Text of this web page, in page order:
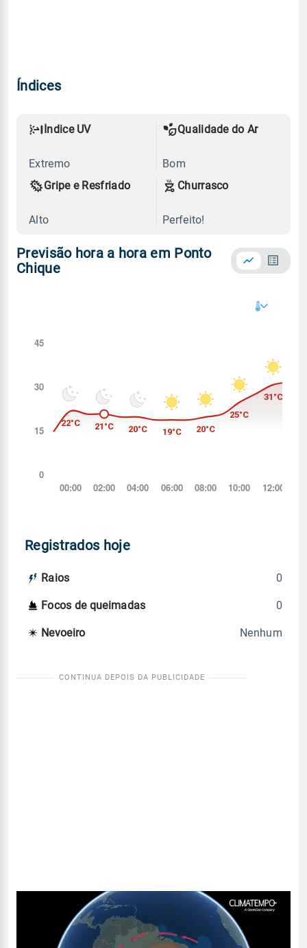
Índices
Índice UV
Extremo
Qualidade do Ar
Bom
Gripe e Resfriado
Alto
Churrasco
Perfeito!
Previsão hora a hora em Ponto
Chique
Registrados hoje
Raios 0
Focos de queimadas 0
Nevoeiro Nenhum